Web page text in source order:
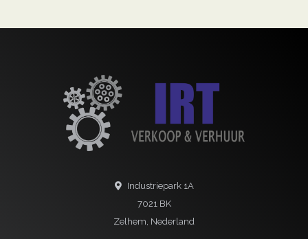
Industriepark 1A
7021 BK
Zelhem, Nederland